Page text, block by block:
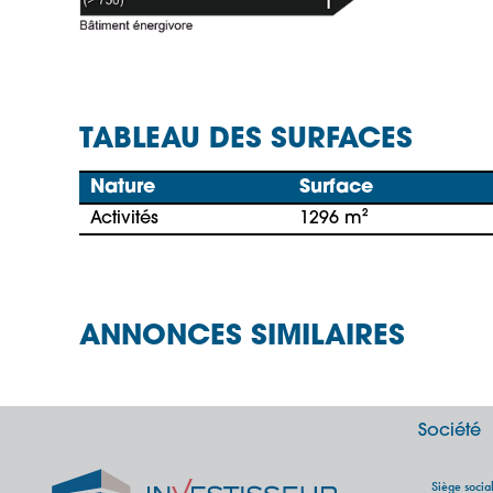
TABLEAU DES SURFACES
Nature Surface
Activités 1296 m²
ANNONCES SIMILAIRES
Société
Siège